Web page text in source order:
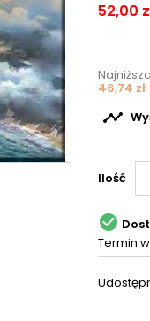
52,00
46,74 zł

Ilość

Termin